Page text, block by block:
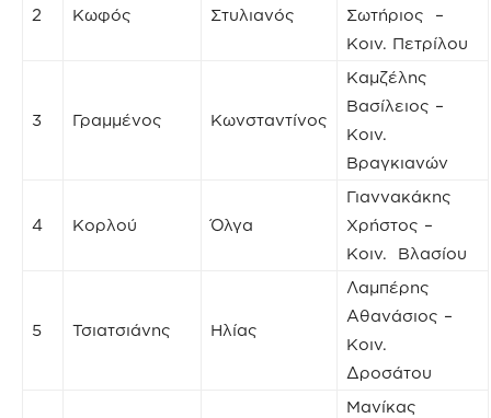
2 Κωφός Στυλιανός
Σωτήριος –
Κοιν. Πετρίλου
3 Γραμμένος Κωνσταντίνος
Καμζέλης
Βασίλειος –
Κοιν.
Βραγκιανών
4 Κορλού Όλγα
Γιαννακάκης
Χρήστος –
Κοιν. Βλασίου
5 Τσιατσιάνης Ηλίας
Λαμπέρης
Αθανάσιος –
Κοιν.
Δροσάτου
Μανίκας